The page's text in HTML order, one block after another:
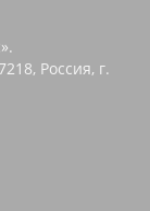
Россия, г.